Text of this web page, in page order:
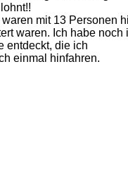
mit 13 Personen
waren. Ich habe noch
entdeckt, die ich
einmal hinfahren.